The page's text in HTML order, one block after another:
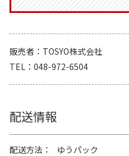
販売者
TOSYO株式会社
TEL
048-972-6504
配送情報
配送方法
ゆうパック